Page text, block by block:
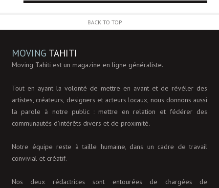
BACK TO TOP
MOVING TAHITI
Moving Tahiti est un magazine en ligne généraliste.
Tout en ayant la volonté de mettre en avant et de révéler des
artistes, créateurs, designers et acteurs locaux, nous donnons aussi
la parole à notre public : mettre en relation et fédérer des
communautés d’intérêts divers et de proximité.
Notre équipe reste à taille humaine, dans un cadre de travail
convivial et créatif.
Nos deux rédactrices sont entourées de chargées de